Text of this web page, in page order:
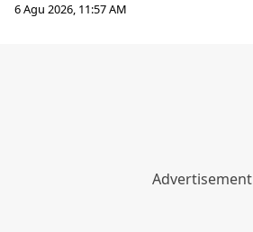
6 Agu 2026, 11:57 AM